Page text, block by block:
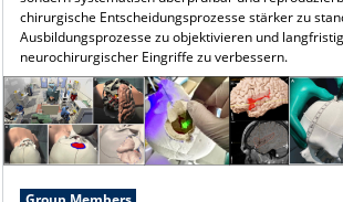
chirurgische Entscheidungsprozesse stärker zu
Ausbildungsprozesse zu objektivieren und
neurochirurgischer Eingriffe zu verbessern.